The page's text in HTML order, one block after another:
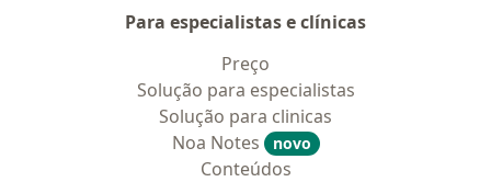
Para especialistas e clínicas
Preço
Solução para especialistas
Solução para clinicas
Noa Notes
novo
Conteúdos